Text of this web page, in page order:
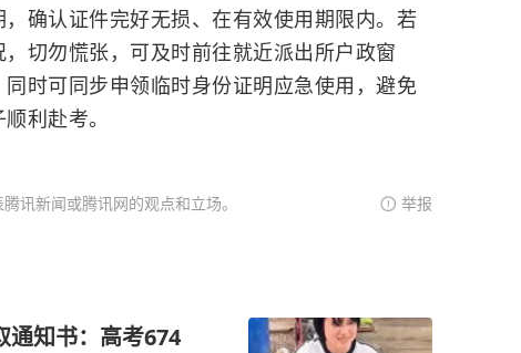
确认证件完好无损、在有效使用期限内。若
切勿慌张，可及时前往就近派出所户政窗
时可同步申领临时身份证明应急使用，避免
利赴考。
讯新闻或腾讯网的观点和立场。 举报
通知书：高考674